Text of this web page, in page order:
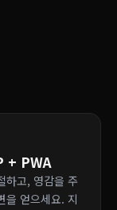
+ PWA
고, 영감을 주
을 얻으세요. 지